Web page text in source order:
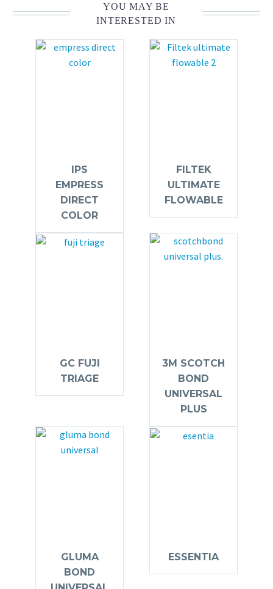
YOU MAY BE
INTERESTED IN
IPS
EMPRESS
DIRECT
COLOR
FILTEK
ULTIMATE
FLOWABLE
GC FUJI
TRIAGE
3M SCOTCH
BOND
UNIVERSAL
PLUS
GLUMA
BOND
ESSENTIA